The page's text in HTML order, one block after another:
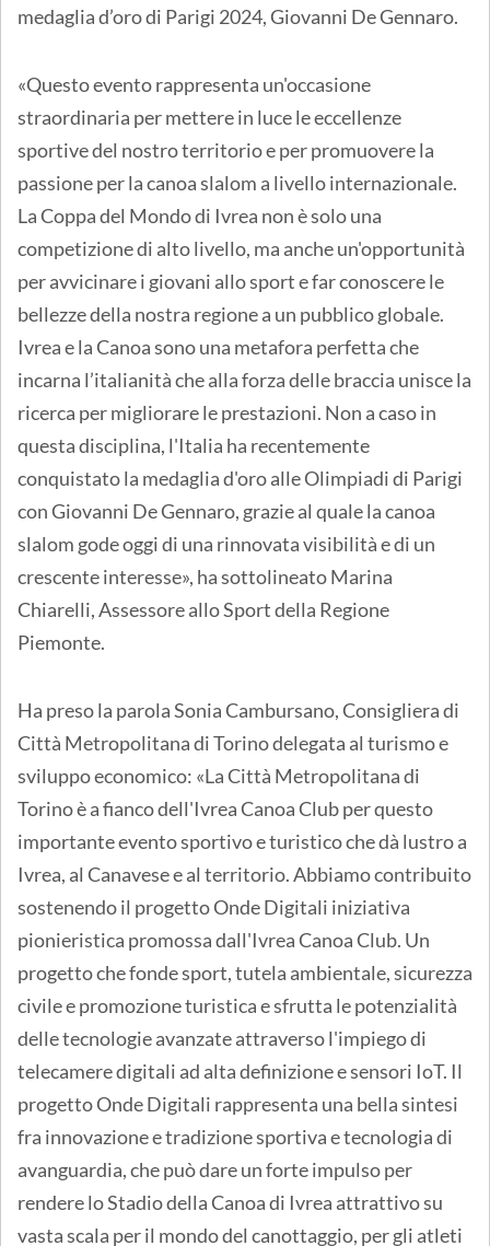
medaglia d’oro di Parigi 2024, Giovanni De Gennaro.
«Questo evento rappresenta un'occasione
straordinaria per mettere in luce le eccellenze
sportive del nostro territorio e per promuovere la
passione per la canoa slalom a livello internazionale.
La Coppa del Mondo di Ivrea non è solo una
competizione di alto livello, ma anche un'opportunità
per avvicinare i giovani allo sport e far conoscere le
bellezze della nostra regione a un pubblico globale.
Ivrea e la Canoa sono una metafora perfetta che
incarna l’italianità che alla forza delle braccia unisce la
ricerca per migliorare le prestazioni. Non a caso in
questa disciplina, l'Italia ha recentemente
conquistato la medaglia d'oro alle Olimpiadi di Parigi
con Giovanni De Gennaro, grazie al quale la canoa
slalom gode oggi di una rinnovata visibilità e di un
crescente interesse», ha sottolineato Marina
Chiarelli, Assessore allo Sport della Regione
Piemonte.
Ha preso la parola Sonia Cambursano, Consigliera di
Città Metropolitana di Torino delegata al turismo e
sviluppo economico: «La Città Metropolitana di
Torino è a fianco dell'Ivrea Canoa Club per questo
importante evento sportivo e turistico che dà lustro a
Ivrea, al Canavese e al territorio. Abbiamo contribuito
sostenendo il progetto Onde Digitali iniziativa
pionieristica promossa dall'Ivrea Canoa Club. Un
progetto che fonde sport, tutela ambientale, sicurezza
civile e promozione turistica e sfrutta le potenzialità
delle tecnologie avanzate attraverso l'impiego di
telecamere digitali ad alta definizione e sensori IoT. Il
progetto Onde Digitali rappresenta una bella sintesi
fra innovazione e tradizione sportiva e tecnologia di
avanguardia, che può dare un forte impulso per
rendere lo Stadio della Canoa di Ivrea attrattivo su
vasta scala per il mondo del canottaggio, per gli atleti